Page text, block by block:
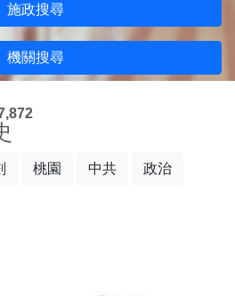
施政搜尋
機關搜尋
桃園 中共 政治